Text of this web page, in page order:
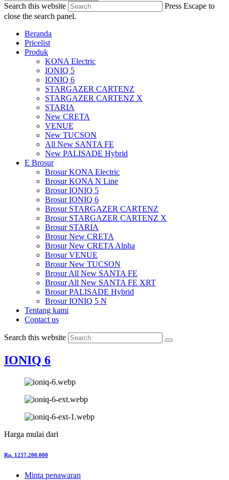
Search this website
Press Escape to
close the search panel.
Beranda
Pricelist
Produk
KONA Electric
IONIQ 5
IONIQ 6
STARGAZER CARTENZ
STARGAZER CARTENZ X
STARIA
New CRETA
VENUE
New TUCSON
All New SANTA FE
New PALISADE Hybrid
E Brosur
Brosur KONA Electric
Brosur KONA N Line
Brosur IONIQ 5
Brosur IONIQ 6
Brosur STARGAZER CARTENZ
Brosur STARGAZER CARTENZ X
Brosur STARIA
Brosur New CRETA
Brosur New CRETA Alpha
Brosur VENUE
Brosur New TUCSON
Brosur All New SANTA FE
Brosur All New SANTA FE XRT
Brosur PALISADE Hybrid
Brosur IONIQ 5 N
Tentang kami
Contact us
Search this website
IONIQ 6
Harga mulai dari
Rp. 1237.200.000
Minta penawaran